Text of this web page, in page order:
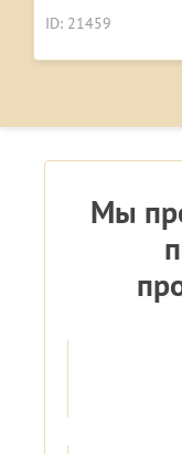
ID: 21459
Мы